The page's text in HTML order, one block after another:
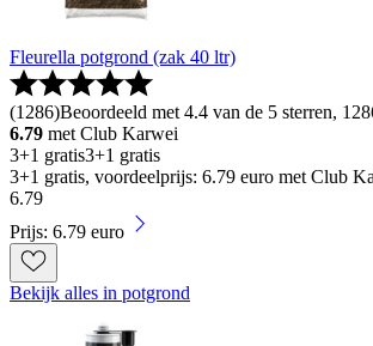
Fleurella potgrond (zak 40 ltr)
(1286)Beoordeeld met 4.4 van de 5 sterren,
6.79 met Club Karwei
3+1 gratis3+1 gratis
3+1 gratis, voordeelprijs: 6.79 euro met Club
6.79
Prijs: 6.79 euro
Bekijk alles in potgrond